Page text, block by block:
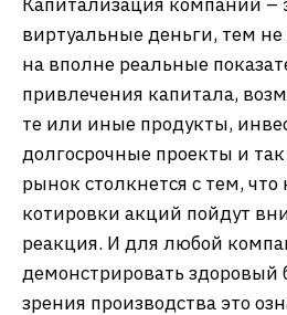
виртуальные деньги, тем
на вполне реальные
привлечения капитала,
те или иные продукты,
долгосрочные проекты и
рынок столкнется с тем, что
котировки акций пойдут
реакция. И для любой
демонстрировать здоровый
зрения производства это